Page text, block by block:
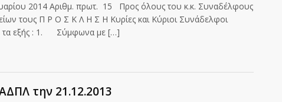
πρωτ. 15 Προς όλους του κ.κ. Συναδέλφους
τους Π Ρ Ο Σ Κ Λ Η Σ Η Κυρίες και Κύριοι Συνάδελφοι
τα εξής : 1. Σύμφωνα με […]
την 21.12.2013